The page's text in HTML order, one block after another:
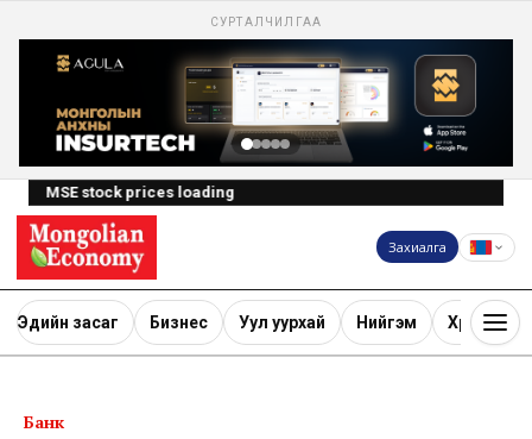
СУРТАЛЧИЛГАА
MSE stock prices loading
Захиалга
Эдийн засаг Бизнес Уул уурхай Нийгэм Хөрөнгө
Банк